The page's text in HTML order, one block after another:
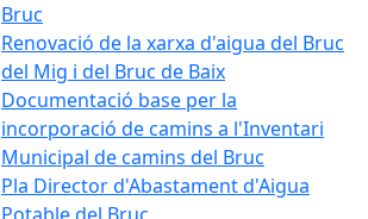
Bruc
Renovació de la xarxa d'aigua del Bruc
del Mig i del Bruc de Baix
Documentació base per la
incorporació de camins a l'Inventari
Municipal de camins del Bruc
Pla Director d'Abastament d'Aigua